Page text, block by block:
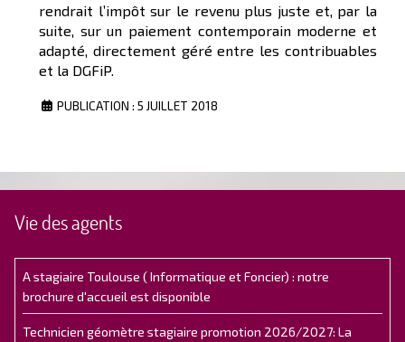
rendrait l’impôt sur le revenu plus juste et, par la
suite, sur un paiement contemporain moderne et
adapté, directement géré entre les contribuables
et la DGFiP.
PUBLICATION : 5 JUILLET 2018
Vie des agents
A stagiaire Toulouse ( Informatique et Foncier) : notre
brochure d'accueil est disponible
Technicien géomètre stagiaire promotion 2026/2027: La